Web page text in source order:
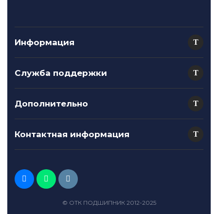
Информация
Служба поддержки
Дополнительно
Контактная информация
© ОТК ПОДШИПНИК 2012-2025